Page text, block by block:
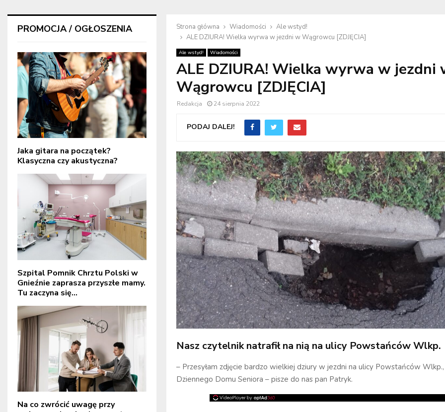
Strona główna Wiadomości
Ale wstyd!
ALE DZIURA! Wielka wyrwa w jezdni w Wągrowcu [ZDJĘCIA]
Ale wstyd! Wiadomości
ALE DZIURA! Wielka wyrwa w jezdni
Wągrowcu [ZDJĘCIA]
Redakcja 24 sierpnia 2022
PODAJ DALEJ!
Nasz czytelnik natrafił na nią na ulicy Powstańców Wlkp.
– Przesyłam zdjęcie bardzo wielkiej dziury w jezdni na ulicy Powstańców
Dziennego Domu Seniora – pisze do nas pan Patryk.
PROMOCJA / OGŁOSZENIA
Jaka gitara na początek?
Klasyczna czy akustyczna?
Szpital Pomnik Chrztu Polski w
Gnieźnie zaprasza przyszłe mamy.
Tu zaczyna się...
Na co zwrócić uwagę przy